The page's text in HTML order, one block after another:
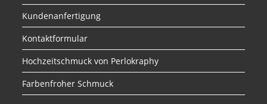
Kundenanfertigung
Kontaktformular
Hochzeitschmuck von Perlokraphy
Farbenfroher Schmuck